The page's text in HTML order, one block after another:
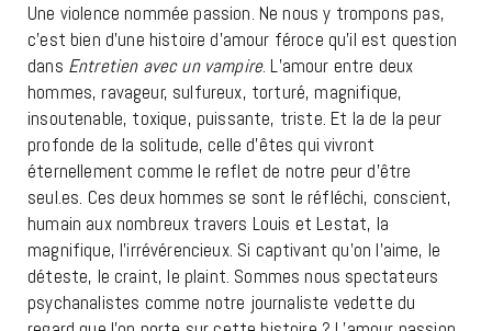
Une violence nommée passion. Ne nous y trompons pas,
c’est bien d’une histoire d’amour féroce qu’il est question
dans Entretien avec un vampire. L’amour entre deux
hommes, ravageur, sulfureux, torturé, magnifique,
insoutenable, toxique, puissante, triste. Et la de la peur
profonde de la solitude, celle d’êtes qui vivront
éternellement comme le reflet de notre peur d’être
seul.es. Ces deux hommes se sont le réfléchi, conscient,
humain aux nombreux travers Louis et Lestat, la
magnifique, l’irrévérencieux. Si captivant qu’on l’aime, le
déteste, le craint, le plaint. Sommes nous spectateurs
psychanalistes comme notre journaliste vedette du